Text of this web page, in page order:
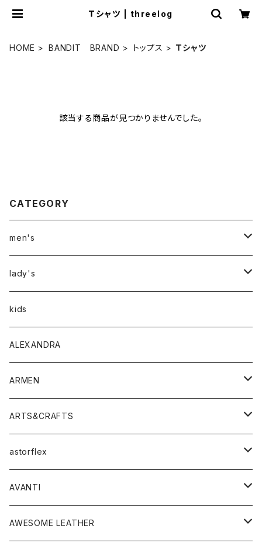
Ｔシャツ | threelog
HOME BANDIT BRAND トップス Ｔシャツ
該当する商品が見つかりませんでした。
CATEGORY
men's
アウター
トップス
Tシャツ
シャツ
ボトムス
lady's
アウター
トップス
Tシャツ・カットソー
シャツ・ブラウス
ボトムス
パンツ
スカート
ワンピース・オールインワン
バッグ
シューズ
アクセサリー
kids
ALEXANDRA
ARMEN
アウター
コート
ジャケット
トップス
ベスト
シャツ
ワンピース
ボトム
ARTS&CRAFTS
アクセサリー
ウォレット
バッグ
astorflex
グッズ
靴
AVANTI
シャツ
AWESOME LEATHER